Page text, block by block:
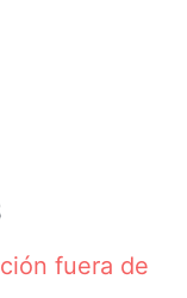
fuera de